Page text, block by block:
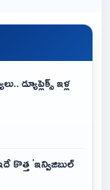
డ్యూప్లెక్స్ ఇళ్ల
కొత్త 'ఇన్విజిబుల్